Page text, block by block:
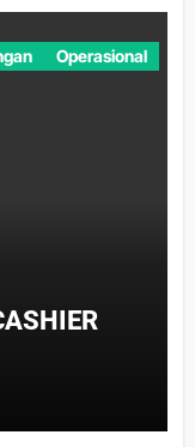
Operasional